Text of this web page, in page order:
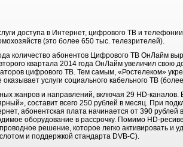
доступа в Интернет, цифрового ТВ и
(это более 650 тыс. телезрителей).
количество абонентов Цифрового ТВ ОнЛайм
квартала 2014 года ОнЛайм увеличил свою
цифрового ТВ. Тем самым, «Ростелеком»
услуги социального кабельного ТВ
жанров и направлений, включая 29 HD-каналов.
составит всего 250 рублей в месяц. При
абонентская плата начинается от 390
оборудование в рассрочку. Помимо HD-
решение, которое легко активировать и
и поддержкой стандарта DVB-C).